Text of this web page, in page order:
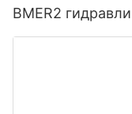
BMER2